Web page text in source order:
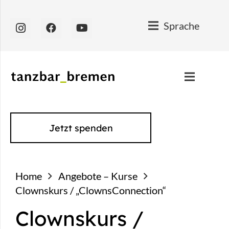
Sprache
Jetzt spenden
Home
Angebote – Kurse
Clownskurs / „ClownsConnection“
Clownskurs /